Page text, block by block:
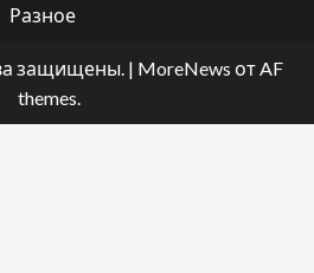
Разное
защищены. | MoreNews от AF
themes.